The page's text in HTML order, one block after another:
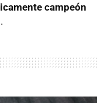
campeón